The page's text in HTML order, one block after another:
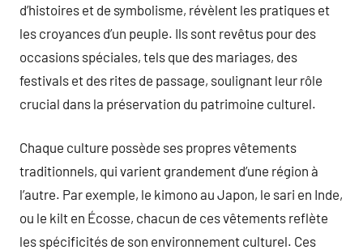
d’histoires et de symbolisme, révèlent les pratiques et
les croyances d’un peuple. Ils sont revêtus pour des
occasions spéciales, tels que des mariages, des
festivals et des rites de passage, soulignant leur rôle
crucial dans la préservation du patrimoine culturel.
Chaque culture possède ses propres vêtements
traditionnels, qui varient grandement d’une région à
l’autre. Par exemple, le kimono au Japon, le sari en Inde,
ou le kilt en Écosse, chacun de ces vêtements reflète
les spécificités de son environnement culturel. Ces